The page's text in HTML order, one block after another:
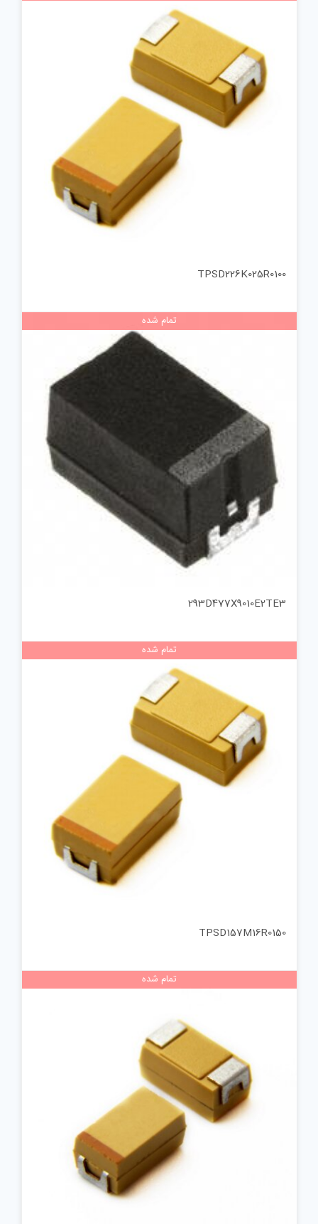
TPSD226K025R0100
تمام شده
293D477X9010E2TE3
تمام شده
TPSD157M16R0150
تمام شده